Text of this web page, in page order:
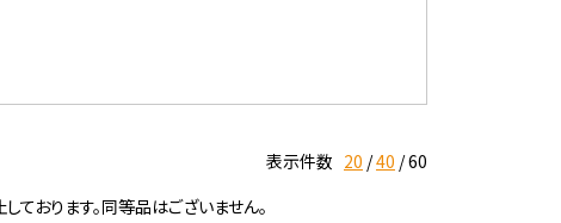
表示件数 20 40 60
おります。同等品はございません。